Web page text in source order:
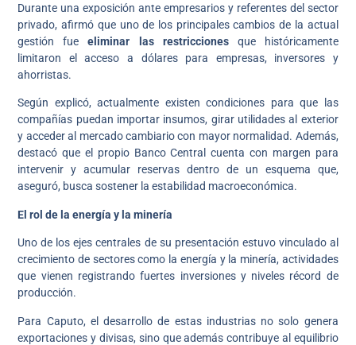
Durante una exposición ante empresarios y referentes del sector
privado, afirmó que uno de los principales cambios de la actual
gestión fueeliminar las restriccionesque históricamente
limitaron el acceso a dólares para empresas, inversores y
ahorristas.
Según explicó, actualmente existen condiciones para que las
compañías puedan importar insumos, girar utilidades al exterior
y acceder al mercado cambiario con mayor normalidad. Además,
destacó que el propio Banco Central cuenta con margen para
intervenir y acumular reservas dentro de un esquema que,
aseguró, busca sostener la estabilidad macroeconómica.
El rol de la energía y la minería
Uno de los ejes centrales de su presentación estuvo vinculado al
crecimiento de sectores como la energía y la minería, actividades
que vienen registrando fuertes inversiones y niveles récord de
producción.
Para Caputo, el desarrollo de estas industrias no solo genera
exportaciones y divisas, sino que además contribuye al equilibrio